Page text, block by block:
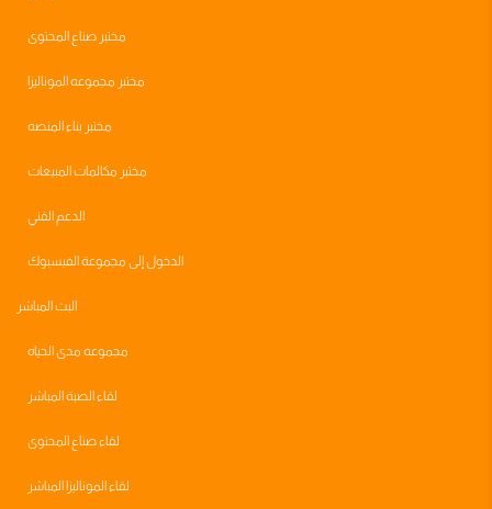
مختبر صناع المحتوى
مختبر مجموعه الموناليزا
مختبر بناء المنصه
مختبر مكالمات المبيعات
الدعم الفني
الدخول إلى مجموعة الفيسبوك
البث المباشر
مجموعه مدى الحياه
لقاء الصبة المباشر
لقاء صناع المحتوى
لقاء الموناليزا المباشر